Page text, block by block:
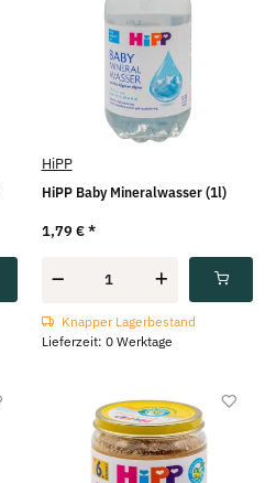
HiPP
HiPP Baby Mineralwasser (1l)
1,79 €*
Knapper Lagerbestand
Lieferzeit: 0 Werktage